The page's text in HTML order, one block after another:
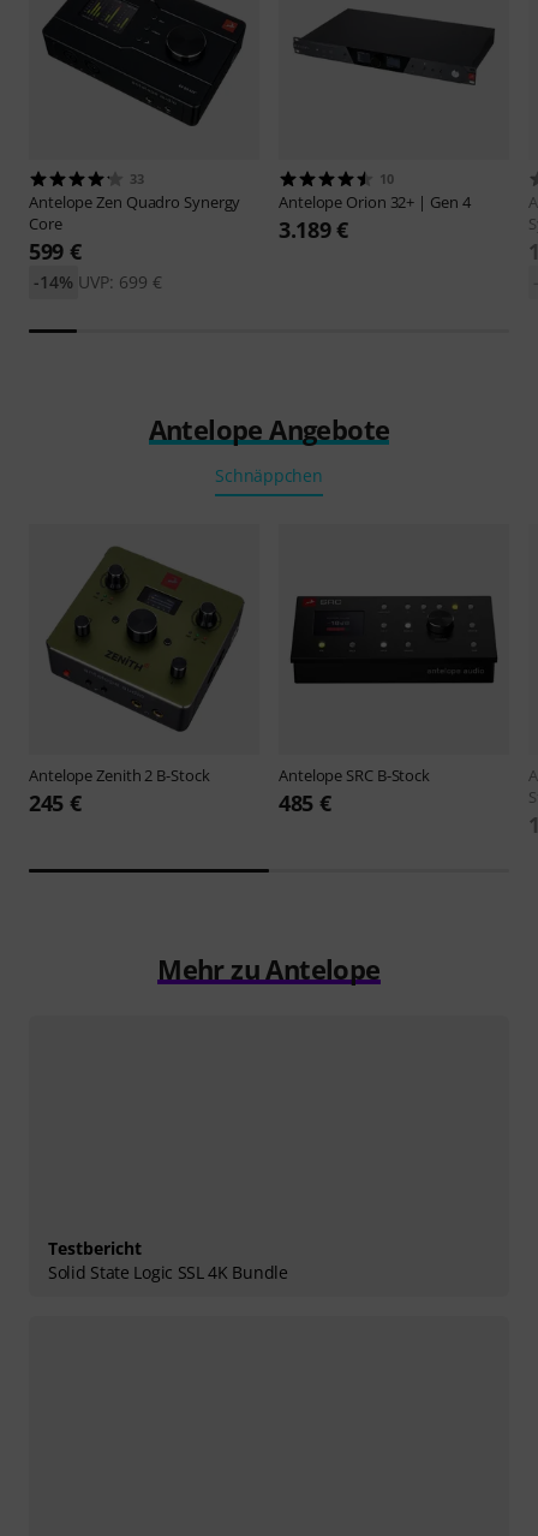
33
AntelopeZen Quadro Synergy
Core
599 €
UVP: 699 €
-14%
10
Antelope Orion 32+ | Gen 4
3.189 €
Antelope Angebote
Schnäppchen
AntelopeZenith 2 B-Stock
245 €
Antelope SRC B-Stock
485 €
Mehr zu Antelope
Testbericht
Solid State Logic SSL 4K Bundle